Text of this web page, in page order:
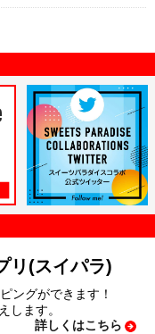
リ(スイパラ)
ングができます！
します。
詳しくはこちら